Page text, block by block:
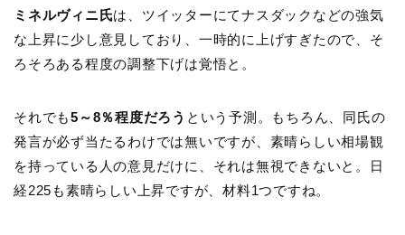
ミネルヴィニ氏は、ツイッターにてナスダックなどの強気
な上昇に少し意見しており、一時的に上げすぎたので、そ
ろそろある程度の調整下げは覚悟と。
それでも5～8％程度だろう という予測。もちろん、同氏の
発言が必ず当たるわけでは無いですが、素晴らしい相場観
を持っている人の意見だけに、それは無視できないと。日
経225も素晴らしい上昇ですが、材料1つですね。